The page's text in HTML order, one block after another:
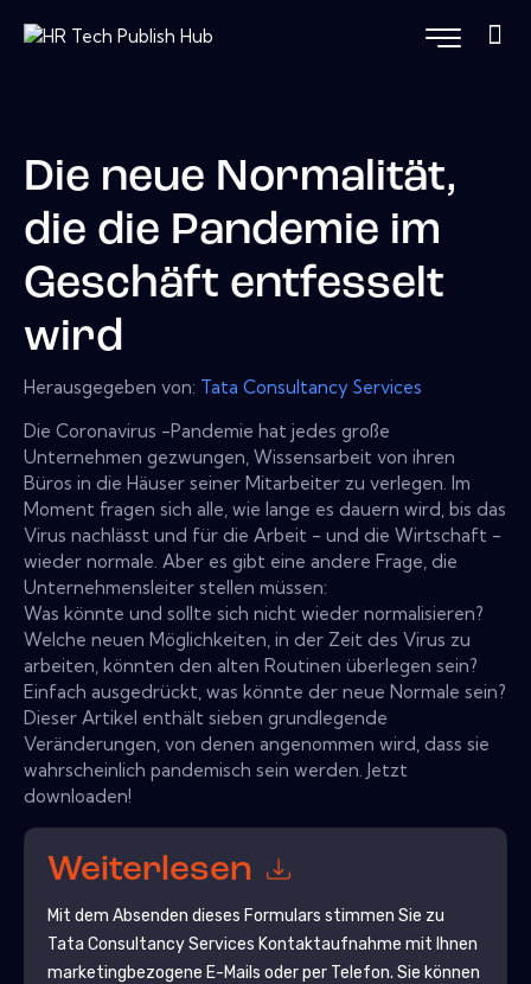
Die neue Normalität,
die die Pandemie im
Geschäft entfesselt
wird
Herausgegeben von: Tata Consultancy Services
Die Coronavirus -Pandemie hat jedes große
Unternehmen gezwungen, Wissensarbeit von ihren
Büros in die Häuser seiner Mitarbeiter zu verlegen. Im
Moment fragen sich alle, wie lange es dauern wird, bis das
Virus nachlässt und für die Arbeit - und die Wirtschaft -
wieder normale. Aber es gibt eine andere Frage, die
Unternehmensleiter stellen müssen:
Was könnte und sollte sich nicht wieder normalisieren?
Welche neuen Möglichkeiten, in der Zeit des Virus zu
arbeiten, könnten den alten Routinen überlegen sein?
Einfach ausgedrückt, was könnte der neue Normale sein?
Dieser Artikel enthält sieben grundlegende
Veränderungen, von denen angenommen wird, dass sie
wahrscheinlich pandemisch sein werden. Jetzt
downloaden!
Weiterlesen
Mit dem Absenden dieses Formulars stimmen Sie zu
Tata Consultancy Services Kontaktaufnahme mit Ihnen
marketingbezogene E-Mails oder per Telefon. Sie können